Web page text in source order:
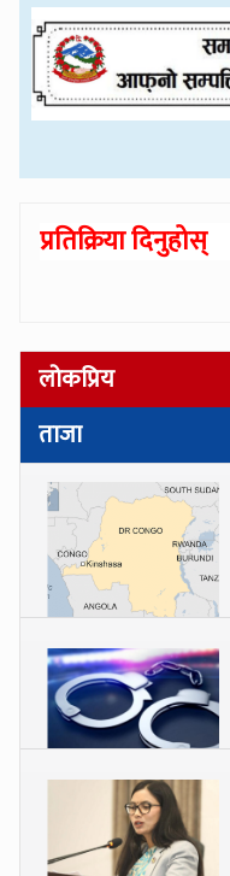
प्रतिक्रिया दिनुहोस्
लोकप्रिय
ताजा